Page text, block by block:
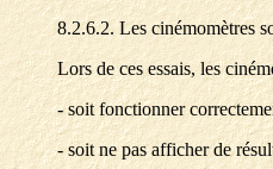
8.2.6.2. Les cinémomètres
Lors de ces essais, les
- soit fonctionner
- soit ne pas afficher de